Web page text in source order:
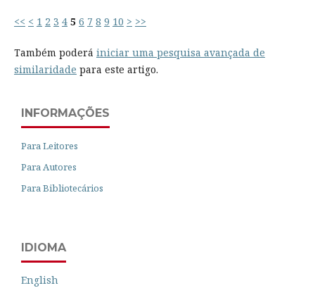
<< < 1 2 3 4 5 6 7 8 9 10 > >>
Também poderá iniciar uma pesquisa avançada de
similaridade para este artigo.
INFORMAÇÕES
Para Leitores
Para Autores
Para Bibliotecários
IDIOMA
English